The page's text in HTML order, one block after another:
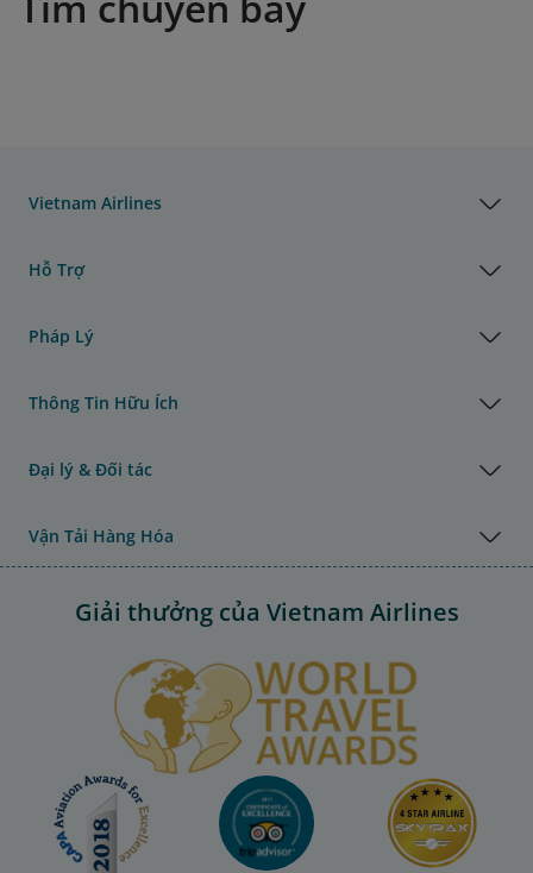
Vietnam Airlines
Hỗ Trợ
Pháp Lý
Thông Tin Hữu Ích
Đại lý & Đối tác
Vận Tải Hàng Hóa
Giải thưởng của Vietnam Airlines